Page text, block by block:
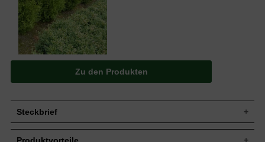
Zu den Produkten
Steckbrief